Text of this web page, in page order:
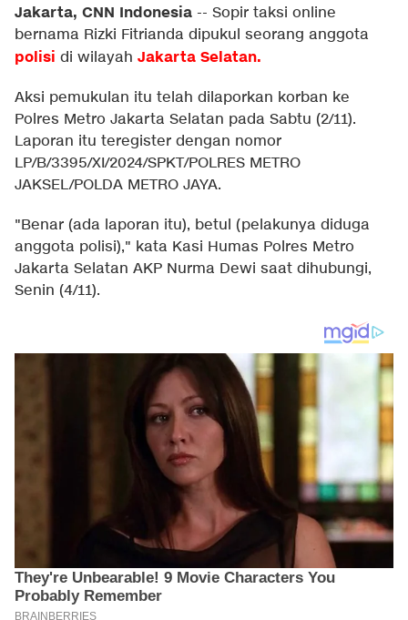
Jakarta, CNN Indonesia -- Sopir taksi online
bernama Rizki Fitrianda dipukul seorang anggota
polisi di wilayah Jakarta Selatan.
Aksi pemukulan itu telah dilaporkan korban ke
Polres Metro Jakarta Selatan pada Sabtu (2/11).
Laporan itu teregister dengan nomor
LP/B/3395/XI/2024/SPKT/POLRES METRO
JAKSEL/POLDA METRO JAYA.
"Benar (ada laporan itu), betul (pelakunya diduga
anggota polisi)," kata Kasi Humas Polres Metro
Jakarta Selatan AKP Nurma Dewi saat dihubungi,
Senin (4/11).